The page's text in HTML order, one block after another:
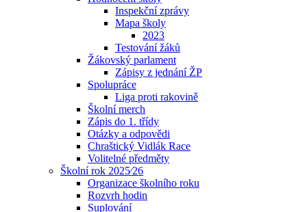
Inspekční zprávy
Mapa školy
2023
Testování žáků
Žákovský parlament
Zápisy z jednání ŽP
Spolupráce
Liga proti rakovině
Školní merch
Zápis do 1. třídy
Otázky a odpovědi
Chraštický Vidlák Race
Volitelné předměty
Školní rok 2025⁄26
Organizace školního roku
Rozvrh hodin
Suplování